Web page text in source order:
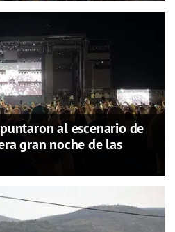
al escenario de
gran noche de las